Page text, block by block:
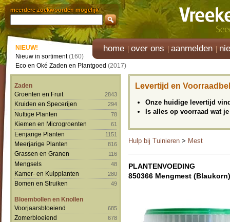
meerdere zoekwoorden mogelijk
home over ons aanmelden
NIEUW!
Nieuw in sortiment(160)
Eco en Oké Zaden en Plantgoed (2017)
Zaden
Groenten en Fruit
2843
Kruiden en Specerijen 294
Nuttige Planten 78
Kiemen en Microgroenten 61
Eenjarige Planten 1151
Meerjarige Planten 816
Grassen en Granen 116
Mengsels 48
Kamer- en Kuipplanten 280
Bomen en Struiken 49
Bloembollen en Knollen
Voorjaarsbloeiend
685
Zomerbloeiend 678
Levertijd en
Onze huidige levertijd
Is alles op voorraad wat
Hulp bij Tuinieren > Mest
PLANTENVOEDING
850366 Mengmest